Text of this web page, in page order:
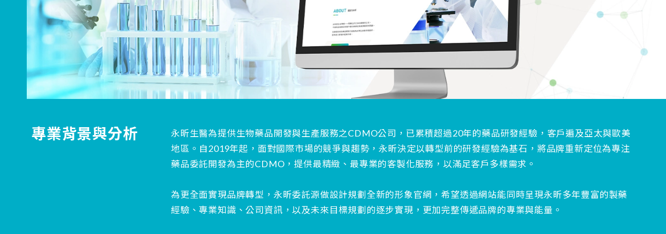
專業背景與分析
永昕生醫為提供生物藥品開發與生產服務之CDMO公司，已累積超過20年的藥品研發經驗，客戶遍及亞太與歐美
地區。自2019年起，面對國際市場的競爭與趨勢，永昕決定以轉型前的研發經驗為基石，將品牌重新定位為專注
藥品委託開發為主的CDMO，提供最精緻、最專業的客製化服務，以滿足客戶多樣需求。
為更全面實現品牌轉型，永昕委託源做設計規劃全新的形象官網，希望透過網站能同時呈現永昕多年豐富的製藥
經驗、專業知識、公司資訊，以及未來目標規劃的逐步實現，更加完整傳遞品牌的專業與能量。